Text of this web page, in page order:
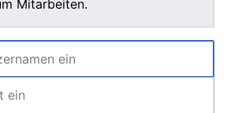
Mitarbeiten.